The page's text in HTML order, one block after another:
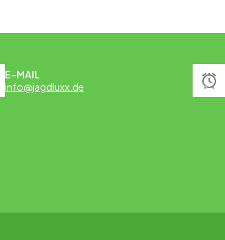
E-MAIL
info@jagdluxx.de